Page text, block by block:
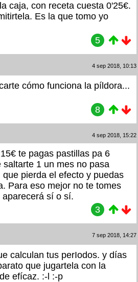
caja, con receta cuesta 0'25€.
Es la que tomo yo
5
4 sep 2018, 10:13
cómo funciona la píldora...
8
4 sep 2018, 15:22
te pagas pastillas pa 6
saltarte 1 un mes no pasa
pierda el efecto y puedas
Para eso mejor no te tomes
sí o sí.
3
7 sep 2018, 14:27
calculan tus perIodos. y días
que jugartela con la
efícaz. :-l :-p